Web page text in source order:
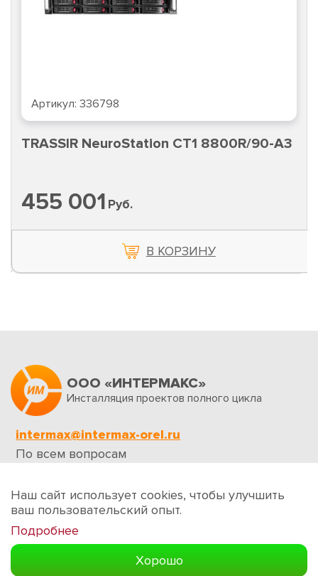
Артикул: 336798
TRASSIR NeuroStation CT1 8800R/90-A3
455 001 Руб.
В КОРЗИНУ
ООО «ИНТЕРМАКС»
Инсталляция проектов полного цикла
intermax@intermax-orel.ru
По всем вопросам
Обратная связь
Наш сайт использует cookies, чтобы улучшить
ваш пользовательский опыт.
Подробнее
Хорошо